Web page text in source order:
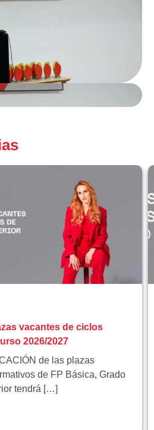
vacantes de ciclos
2026/2027
de las plazas
de FP Básica, Grado
tendrá […]